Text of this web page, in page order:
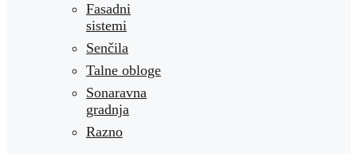
Fasadni
sistemi
Senčila
Talne obloge
Sonaravna
gradnja
Razno